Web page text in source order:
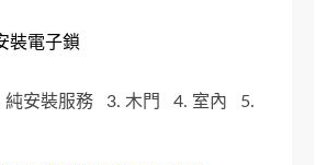
裝電子鎖
純安裝服務 3. 木門 4. 室內
5.